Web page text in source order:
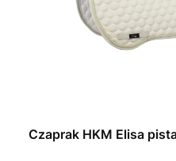
Czaprak HKM Elisa